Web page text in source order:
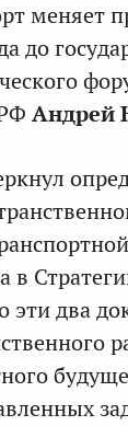
меняет
до
Андрей
в
два